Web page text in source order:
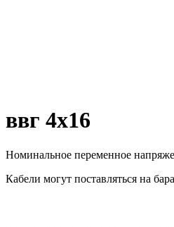
ввг 4х16
Номинальное переменное
Кабели могут поставляться на